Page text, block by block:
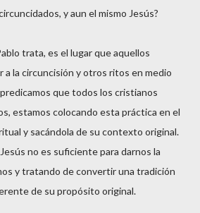
y aun el mismo Jesús?
trata, es el lugar que aquellos
a la circuncisión y otros ritos en medio
que todos los cristianos
estamos colocando esta práctica en el
y sacándola de su contexto original.
no es suficiente para darnos la
y tratando de convertir una tradición
de su propósito original.